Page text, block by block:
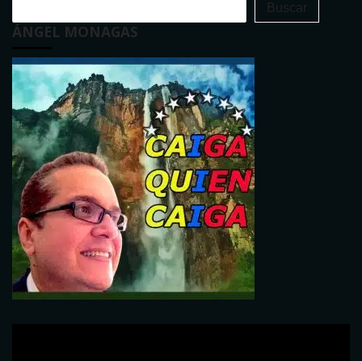
Buscar
ÁNGEL MONAGAS